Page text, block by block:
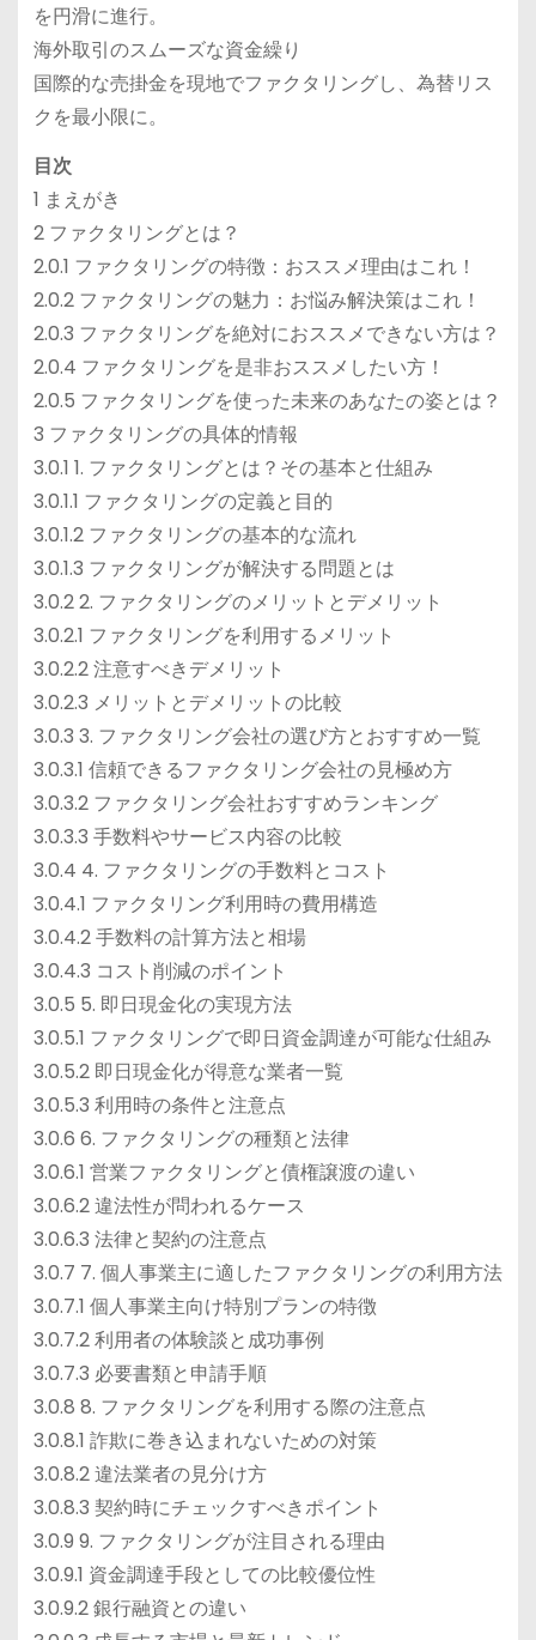
を円滑に進行。
海外取引のスムーズな資金繰り
国際的な売掛金を現地でファクタリングし、為替リス
クを最小限に。
目次
1 まえがき
2 ファクタリングとは？
2.0.1 ファクタリングの特徴：おススメ理由はこれ！
2.0.2 ファクタリングの魅力：お悩み解決策はこれ！
2.0.3 ファクタリングを絶対におススメできない方は？
2.0.4 ファクタリングを是非おススメしたい方！
2.0.5 ファクタリングを使った未来のあなたの姿とは？
3 ファクタリングの具体的情報
3.0.1 1. ファクタリングとは？その基本と仕組み
3.0.1.1 ファクタリングの定義と目的
3.0.1.2 ファクタリングの基本的な流れ
3.0.1.3 ファクタリングが解決する問題とは
3.0.2 2. ファクタリングのメリットとデメリット
3.0.2.1 ファクタリングを利用するメリット
3.0.2.2 注意すべきデメリット
3.0.2.3 メリットとデメリットの比較
3.0.3 3. ファクタリング会社の選び方とおすすめ一覧
3.0.3.1 信頼できるファクタリング会社の見極め方
3.0.3.2 ファクタリング会社おすすめランキング
3.0.3.3 手数料やサービス内容の比較
3.0.4 4. ファクタリングの手数料とコスト
3.0.4.1 ファクタリング利用時の費用構造
3.0.4.2 手数料の計算方法と相場
3.0.4.3 コスト削減のポイント
3.0.5 5. 即日現金化の実現方法
3.0.5.1 ファクタリングで即日資金調達が可能な仕組み
3.0.5.2 即日現金化が得意な業者一覧
3.0.5.3 利用時の条件と注意点
3.0.6 6. ファクタリングの種類と法律
3.0.6.1 営業ファクタリングと債権譲渡の違い
3.0.6.2 違法性が問われるケース
3.0.6.3 法律と契約の注意点
3.0.7 7. 個人事業主に適したファクタリングの利用方法
3.0.7.1 個人事業主向け特別プランの特徴
3.0.7.2 利用者の体験談と成功事例
3.0.7.3 必要書類と申請手順
3.0.8 8. ファクタリングを利用する際の注意点
3.0.8.1 詐欺に巻き込まれないための対策
3.0.8.2 違法業者の見分け方
3.0.8.3 契約時にチェックすべきポイント
3.0.9 9. ファクタリングが注目される理由
3.0.9.1 資金調達手段としての比較優位性
3.0.9.2 銀行融資との違い